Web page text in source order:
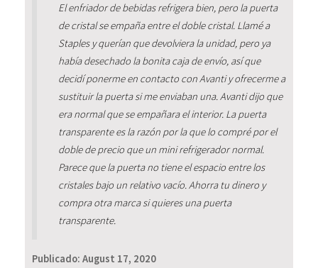
El enfriador de bebidas refrigera bien, pero la puerta
de cristal se empaña entre el doble cristal. Llamé a
Staples y querían que devolviera la unidad, pero ya
había desechado la bonita caja de envío, así que
decidí ponerme en contacto con Avanti y ofrecerme a
sustituir la puerta si me enviaban una. Avanti dijo que
era normal que se empañara el interior. La puerta
transparente es la razón por la que lo compré por el
doble de precio que un mini refrigerador normal.
Parece que la puerta no tiene el espacio entre los
cristales bajo un relativo vacío. Ahorra tu dinero y
compra otra marca si quieres una puerta
transparente.
Publicado: August 17, 2020